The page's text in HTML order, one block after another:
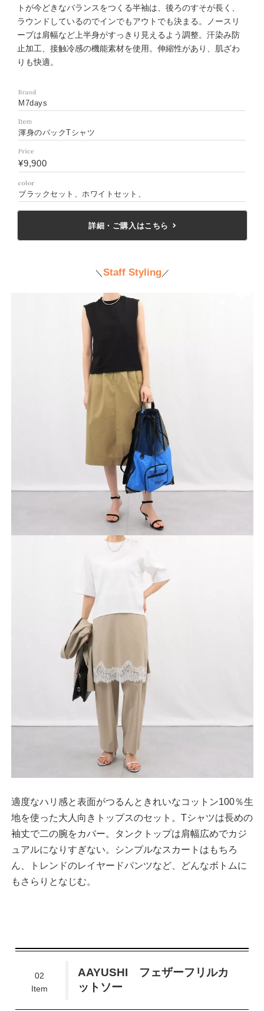
トが今どきなバランスをつくる半袖は、後ろのすそが長く、
ラウンドしているのでインでもアウトでも決まる。ノースリ
ーブは肩幅など上半身がすっきり見えるよう調整。汗染み防
止加工、接触冷感の機能素材を使用。伸縮性があり、肌ざわ
りも快適。
M7days
渾身のパックTシャツ
¥9,900
ブラックセット、ホワイトセット、
詳細・ご購入はこちら
＼Staff Styling／
適度なハリ感と表面がつるんときれいなコットン100％生
地を使った大人向きトップスのセット。Tシャツは長めの
袖丈で二の腕をカバー。タンクトップは肩幅広めでカジ
ュアルになりすぎない。シンプルなスカートはもちろ
ん、トレンドのレイヤードパンツなど、どんなボトムに
もさらりとなじむ。
02
Item
AAYUSHI フェザーフリルカ
ットソー